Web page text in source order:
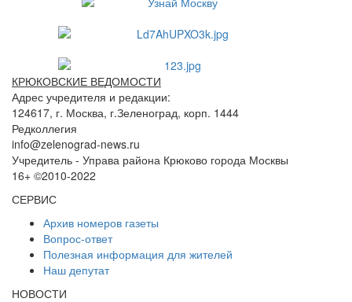
КРЮКОВСКИЕ ВЕДОМОСТИ
Адрес учредителя и редакции:
124617, г. Москва, г.Зеленоград, корп. 1444
Редколлегия
info@zelenograd-news.ru
Учредитель - Управа района Крюково города Москвы
16+ ©2010-2022
СЕРВИС
Архив номеров газеты
Вопрос-ответ
Полезная информация для жителей
Наш депутат
НОВОСТИ